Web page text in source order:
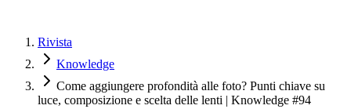
Rivista
Knowledge
Come aggiungere profondità alle foto? Punti chiave su
luce, composizione e scelta delle lenti | Knowledge #94